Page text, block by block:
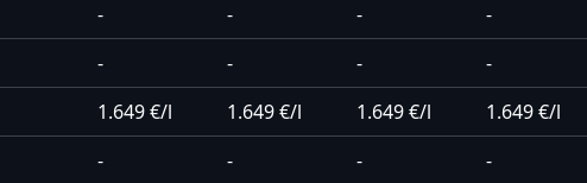
- - - -
- - - -
1.649 €/l 1.649 €/l 1.649 €/l 1.649 €/l
- - - -